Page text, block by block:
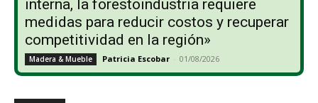
interna, la forestoindustria requiere
medidas para reducir costos y recuperar
competitividad en la región»
Madera & Mueble Patricia Escobar - 01/08/2026